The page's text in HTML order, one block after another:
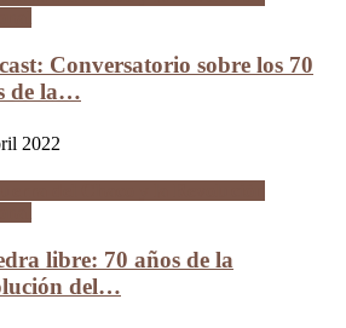
Conversatorio sobre los 70
de la…
2022
libre: 70 años de la
del…